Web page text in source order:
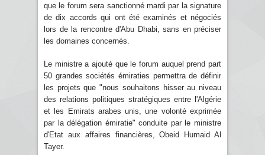
que le forum sera sanctionné mardi par la signature
de dix accords qui ont été examinés et négociés
lors de la rencontre d'Abu Dhabi, sans en préciser
les domaines concernés.
Le ministre a ajouté que le forum auquel prend part
50 grandes sociétés émiraties permettra de définir
les projets que "nous souhaitons hisser au niveau
des relations politiques stratégiques entre l'Algérie
et les Emirats arabes unis, une volonté exprimée
par la délégation émiratie" conduite par le ministre
d'Etat aux affaires financières, Obeid Humaid Al
Tayer.